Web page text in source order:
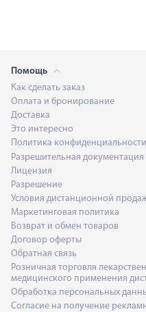
Помощь
Как сделать заказ
Оплата и бронирование
Доставка
Это интересно
Политика конфиденциальности
Разрешительная документация
Лицензия
Разрешение
Условия дистанционной
Маркетинговая политика
Возврат и обмен товаров
Договор оферты
Обратная связь
Розничная торговля
медицинского применения
Обработка персональных
Согласие на получение